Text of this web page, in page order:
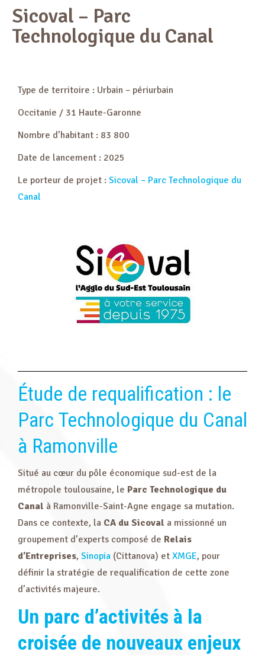
Sicoval – Parc
Technologique du Canal
Type de territoire : Urbain – périurbain
Occitanie / 31 Haute-Garonne
Nombre d’habitant : 83 800
Date de lancement : 2025
Le porteur de projet : Sicoval – Parc Technologique du
Canal
Étude de requalification : le
Parc Technologique du Canal
à Ramonville
Situé au cœur du pôle économique sud-est de la
métropole toulousaine, le Parc Technologique du
Canal à Ramonville-Saint-Agne engage sa mutation.
Dans ce contexte, la CA du Sicoval a missionné un
groupement d’experts composé de Relais
d’Entreprises, Sinopia (Cittanova) et XMGE, pour
définir la stratégie de requalification de cette zone
d’activités majeure.
Un parc d’activités à la
croisée de nouveaux enjeux